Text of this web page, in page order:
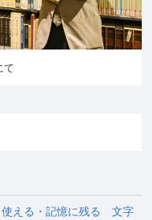
て
使える・記憶に残る 文字